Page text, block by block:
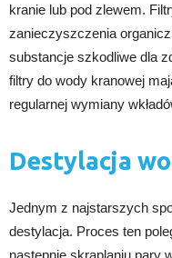
kranie lub pod zlewem.
zanieczyszczenia
substancje szkodliwe dla
filtry do wody kranowej
regularnej wymiany
Destylacja
Jednym z najstarszych
destylacja. Proces ten
następnie skraplaniu pary